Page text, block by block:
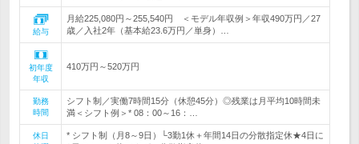
給与
月給225,080円～255,540円 ＜モデル年収例＞年収490万円／27
歳／入社2年（基本給23.6万円／単身）…
初年度
年収
410万円～520万円
勤務
時間
シフト制／実働7時間15分（休憩45分）◎残業は月平均10時間未
満＜シフト例＞* 08：00～16：…
休日
* シフト制（月8～9日）└3勤1休＋年間14日の分散指定休★4日に